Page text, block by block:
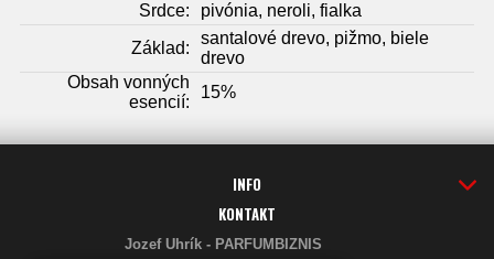
Srdce:
pivónia, neroli, fialka
Základ:
santalové drevo, pižmo, biele
drevo
Obsah vonných
esencií:
15%
INFO
KONTAKT
Jozef Uhrík - PARFUMBIZNIS